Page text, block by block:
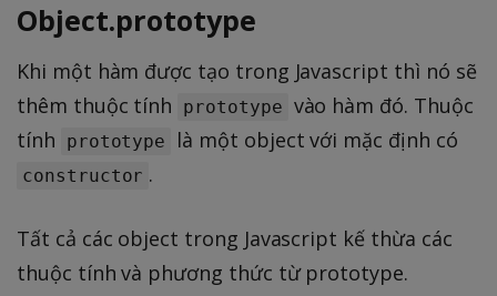
Object.prototype
Khi một hàm được tạo trong Javascript thì nó sẽ
thêm thuộc tính
prototype vào hàm đó. Thuộc
tính
prototype là một object với mặc định có
constructor .
Tất cả các object trong Javascript kế thừa các
thuộc tính và phương thức từ prototype.